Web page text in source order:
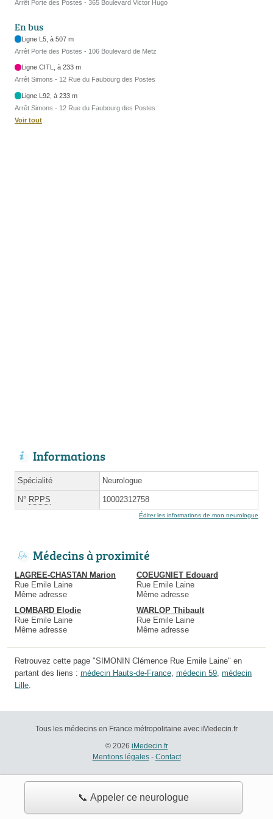
📞 Appeler ce neurologue
Arrêt Porte des Postes - 365 Boulevard Victor Hugo
En bus
Ligne L5, à 507 m
Arrêt Porte des Postes - 106 Boulevard de Metz
Ligne CITL, à 233 m
Arrêt Simons - 12 Rue du Faubourg des Postes
Ligne L92, à 233 m
Arrêt Simons - 12 Rue du Faubourg des Postes
Voir tout
Informations
Spécialité Neurologue
N° RPPS 10002312758
Éditer les informations de mon neurologue
Médecins à proximité
LAGREE-CHASTAN Marion
Rue Emile Laine
Même adresse
COEUGNIET Edouard
Rue Emile Laine
Même adresse
LOMBARD Elodie
Rue Emile Laine
Même adresse
WARLOP Thibault
Rue Emile Laine
Même adresse
Retrouvez cette page "SIMONIN Clémence Rue Emile Laine" en
partant des liens : médecin Hauts-de-France médecin 59 médecin
Lille
Tous les médecins en France métropolitaine avec iMedecin.fr
© 2026 iMedecin.fr
Mentions légales- Contact